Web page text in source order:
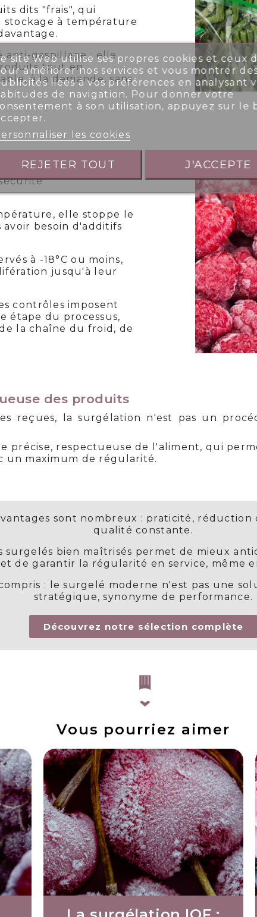
dits "frais", qui
à température
anti-gaspillage : elle
tout en
à la demande, sans
elle stoppe le
besoin d'additifs
à -18°C ou moins,
jusqu'à leur
contrôles imposent
étape du processus,
la chaîne du froid, de
des produits
reçues, la surgélation n'est pas un
précise, respectueuse de l'aliment, qui
un maximum de régularité.
sont nombreux : praticité, réduction
qualité constante.
surgelés bien maîtrisés permet de mieux
de garantir la régularité en service, même
: le surgelé moderne n'est pas une
stratégique, synonyme de performance.
Découvrez notre sélection complète
Vous pourriez aimer
site Web utilise ses propres cookies et ceux
améliorer nos services et vous montrer
liées à vos préférences en analysant
de navigation. Pour donner votre
à son utilisation, appuyez sur le
les cookies
REJETER TOUT J'ACCEPTE